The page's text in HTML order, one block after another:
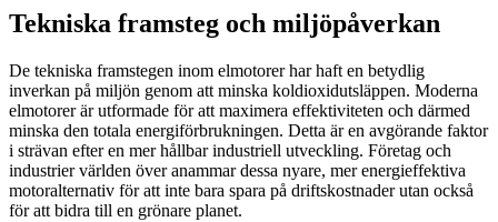
Tekniska framsteg och miljöpåverkan
De tekniska framstegen inom elmotorer har haft en betydlig
inverkan på miljön genom att minska koldioxidutsläppen. Moderna
elmotorer är utformade för att maximera effektiviteten och därmed
minska den totala energiförbrukningen. Detta är en avgörande faktor
i strävan efter en mer hållbar industriell utveckling. Företag och
industrier världen över anammar dessa nyare, mer energieffektiva
motoralternativ för att inte bara spara på driftskostnader utan också
för att bidra till en grönare planet.